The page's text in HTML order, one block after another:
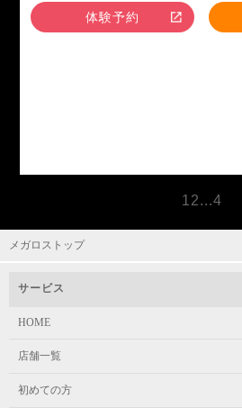
体験予約
12...4
メガロストップ
サービス
HOME
店舗一覧
初めての方